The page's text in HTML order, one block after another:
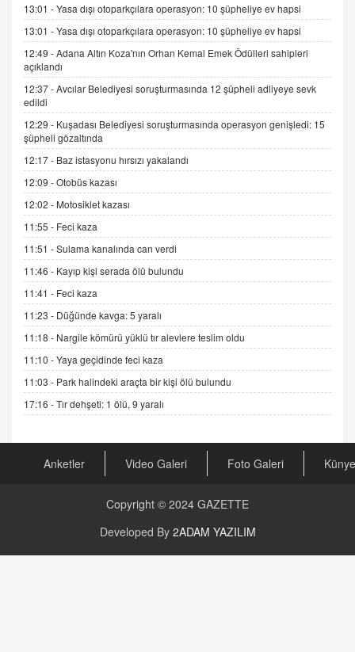
9.12.2025 10:11
İNCİ GÜL AKÖL
06.07.2026 13:00
ADEM AKÖL
Esed Destekçilerinin Yüzüne Vurulan Şamar:
Sednaya
11.12.2024 12:30
DR. EKREM ASLAN
Gerçek Ne, Algı Ne? "Beraber Yürüyoruz"
Cümlesinin Peşinden
19.07.2025 12:45
GÖNÜL MENEKŞE
Şifacının Yolu
04.11.2025 12:56
AV. RÜMEYSA ÖZKALE
Kira Uyuşmazlıklarında Dava Açmadan Önce
Arabulucuya Başvuru Şartı
CAN UĞURATEŞ
Değişen yapısıyla Suriye
GÜNLÜK BURÇ YORUMU
13:01 -Yasa dışı otoparkçılara operasyon: 10 şüpheliye ev hapsi
13:01 -Yasa dışı otoparkçılara operasyon: 10 şüpheliye ev hapsi
12:49 -Adana Altın Koza'nın Orhan Kemal Emek Ödülleri sahipleri
açıklandı
12:37 -Avcılar Belediyesi soruşturmasında 12 şüpheli adliyeye sevk
edildi
12:29 - Kuşadası Belediyesi soruşturmasında operasyon genişledi: 15
şüpheli gözaltında
12:17 - Baz istasyonu hırsızı yakalandı
12:09 -Otobüs kazası
12:02 - Motosiklet kazası
11:55 - Feci kaza
11:51 -Sulama kanalında can verdi
11:46 - Kayıp kişi serada ölü bulundu
11:41 - Feci kaza
11:23 - Düğünde kavga: 5 yaralı
11:18 - Nargile kömürü yüklü tır alevlere teslim oldu
11:10 -Yaya geçidinde feci kaza
11:03 - Park halindeki araçta bir kişi ölü bulundu
17:16 -Tır dehşeti: 1 ölü, 9 yaralı
Anketler Video Galeri Foto Galeri Künye
Copyright © 2024 GAZETTE
Developed By 2ADAM YAZILIM